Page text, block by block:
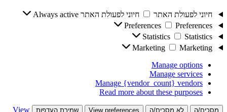
חיוני לפעולת האתר חיוני לפעולת האתר Always active
Preferences
Preferences
Statistics
Statistics
Marketing
Marketing
Manage options
Manage services
Manage {vendor_count} vendors
Read more about these purposes
מסכים/ה לא מסכים/ה View preferences שמירת העדפות View